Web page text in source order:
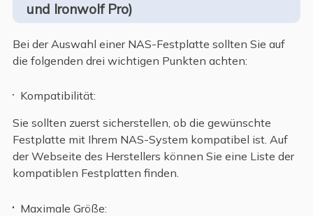
und Ironwolf Pro)
Bei der Auswahl einer NAS-Festplatte sollten Sie auf
die folgenden drei wichtigen Punkten achten:
Kompatibilität:
Sie sollten zuerst sicherstellen, ob die gewünschte
Festplatte mit Ihrem NAS-System kompatibel ist. Auf
der Webseite des Herstellers können Sie eine Liste der
kompatiblen Festplatten finden.
Maximale Größe: